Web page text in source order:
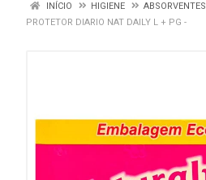
INÍCIO HIGIENE
ABSORVENTES
PROTETOR DIARIO NAT DAILY L + PG -